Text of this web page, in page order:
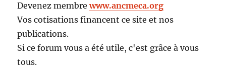
Devenez membrewww.ancmeca.org
Vos cotisations financent ce site et nos
publications.
Si ce forum vous a été utile, c'est grâce à vous
tous.